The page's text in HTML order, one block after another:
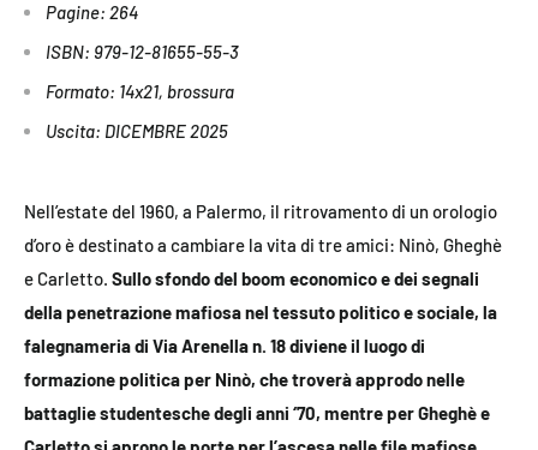
Pagine: 264
ISBN: 979-12-81655-55-3
Formato: 14x21, brossura
Uscita: DICEMBRE 2025
Nell’estate del 1960, a Palermo, il ritrovamento di un orologio
d’oro è destinato a cambiare la vita di tre amici: Ninò, Gheghè
e Carletto. Sullo sfondo del boom economico e dei segnali
della penetrazione mafiosa nel tessuto politico e sociale, la
falegnameria di Via Arenella n. 18 diviene il luogo di
formazione politica per Ninò, che troverà approdo nelle
battaglie studentesche degli anni ‘70, mentre per Gheghè e